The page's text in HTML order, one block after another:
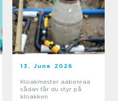
13. June 2026
Kloakmester aabenraa
sådan får du styr på
kloakken